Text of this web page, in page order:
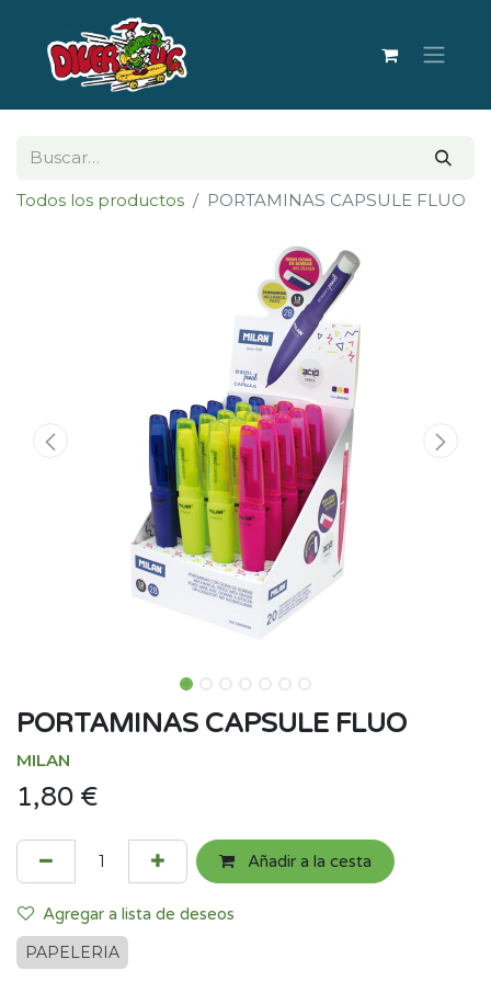
Todos los productos PORTAMINAS CAPSULE FLUO
PORTAMINAS CAPSULE FLUO
MILAN
1,80 €
Añadir a la cesta
Agregar a lista de deseos
PAPELERIA